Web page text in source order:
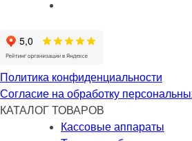
Политика конфиденциальности
Согласие на обработку
КАТАЛОГ ТОВАРОВ
Кассовые аппараты